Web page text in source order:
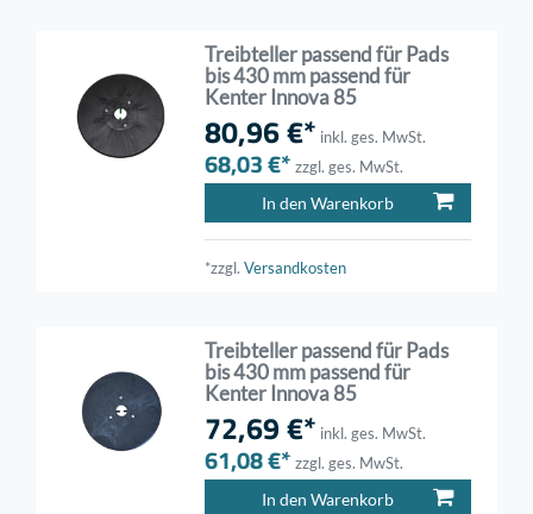
Treibteller passend für Pads
bis 430 mm passend für
Kenter Innova 85
80,96 €* inkl. ges. MwSt.
68,03 €* zzgl. ges. MwSt.
In den Warenkorb
*zzgl.Versandkosten
Treibteller passend für Pads
bis 430 mm passend für
Kenter Innova 85
72,69 €* inkl. ges. MwSt.
61,08 €* zzgl. ges. MwSt.
In den Warenkorb